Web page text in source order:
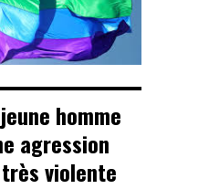
homme
agression
violente